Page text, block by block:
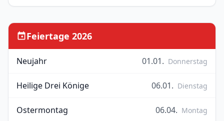
Feiertage 2026
Neujahr 01.01. Donnerstag
Heilige Drei Könige 06.01. Dienstag
Ostermontag 06.04. Montag